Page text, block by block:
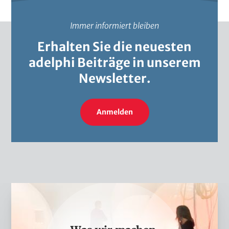
Immer informiert bleiben
Erhalten Sie die neuesten
adelphi Beiträge in unserem
Newsletter.
Anmelden